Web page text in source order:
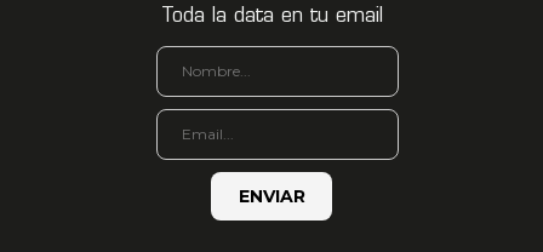
Toda la data en tu email